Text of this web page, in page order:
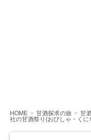
HOME 甘酒探求の旅
甘
社の甘酒祭り(おびしゃ・くに